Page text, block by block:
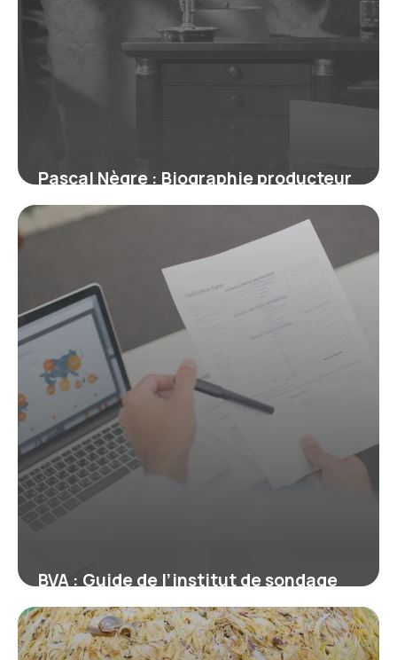
Pascal Nègre : Biographie producteur
musique
12 juillet 2026
BVA : Guide de l’institut de sondage
français
10 juillet 2026